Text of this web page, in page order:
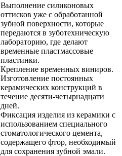
Выполнение силиконовых
оттисков уже с обработанной
зубной поверхности, которые
передаются в зуботехническую
лабораторию, где делают
временные пластмассовые
пластинки.
Крепление временных виниров.
Изготовление постоянных
керамических конструкций в
течение десяти-четырнадцати
дней.
Фиксация изделия из керамики с
использованием специального
стоматологического цемента,
содержащего фтор, необходимый
для сохранения зубной эмали.